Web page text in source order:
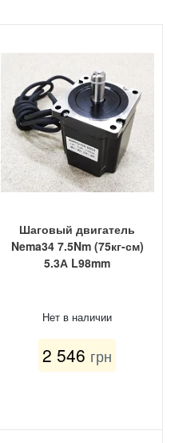
Шаговый двигатель
Nema34 7.5Nm (75кг-см)
5.3А L98mm
Нет в наличии
2 546 грн